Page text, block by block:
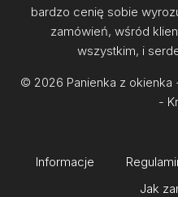
bardzo cenię sobie
zamówień, wśród
wszystkim, i
© 2026 Panienka z
-
Informacje
Jak